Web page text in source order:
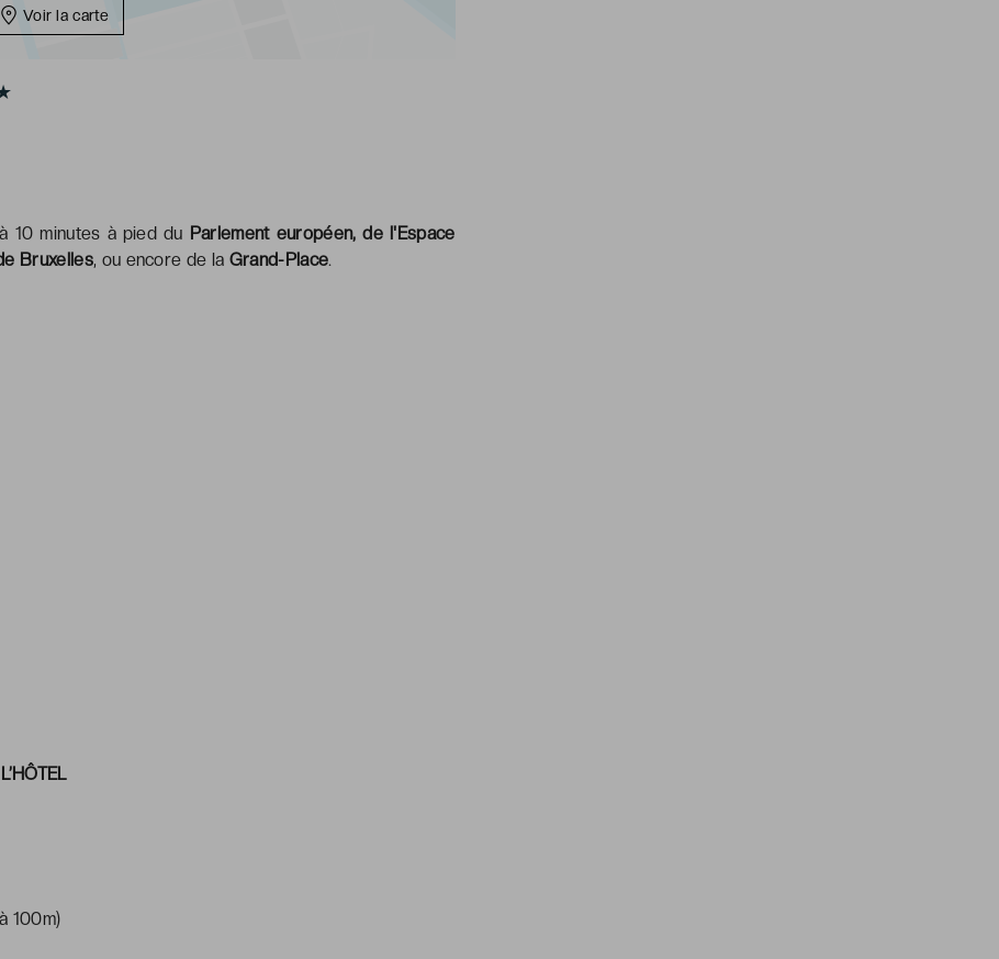
Voir la carte
10 minutes à pied du Parlement européen, de l'Espace
Bruxelles, ou encore de la Grand-Place.
100m)